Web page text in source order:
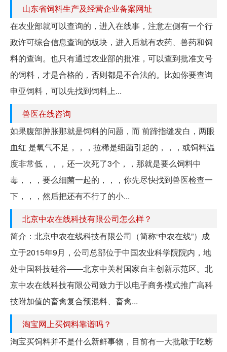
山东省饲料生产及经营企业备案网址
在农业部就可以查询的，进入在线事，注意左侧有一个行
政许可综合信息查询的板块，进入后就有农药、兽药和饲
料的查询。也只有通过农业部的批准，可以查到批准文号
的饲料，才是合格的，否则都是不合法的。比如你要查询
申亚饲料，可以先找到饲料上...
兽医在线咨询
如果腹部肿胀那就是饲料的问题，而 前蹄指缝发白，两眼
血红 是氧气不足，，，拉稀是细菌引起的，，，或饲料温
度非常低，，，还一次死了3个，，那就是要么饲料中
毒，，，要么细菌一起的，，，你先尽快找到兽医检查一
下，，，然后把还有不行了的小...
北京中农在线科技有限公司怎么样？
简介：北京中农在线科技有限公司（简称“中农在线”）成
立于2015年9月，公司总部位于中国农业科学院院内，地
处中国科技硅谷——北京中关村国家自主创新示范区。北
京中农在线科技有限公司致力于以电子商务模式推广高科
技附加值的畜禽复合预混料、畜禽...
淘宝网上买饲料靠谱吗？
淘宝买饲料并不是什么新鲜事物，目前有一大批敢于吃螃